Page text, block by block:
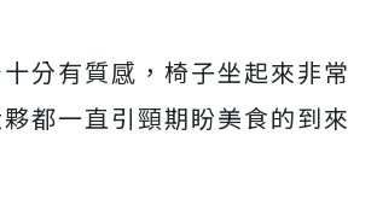
分有質感，椅子坐起來非常
都一直引頸期盼美食的到來